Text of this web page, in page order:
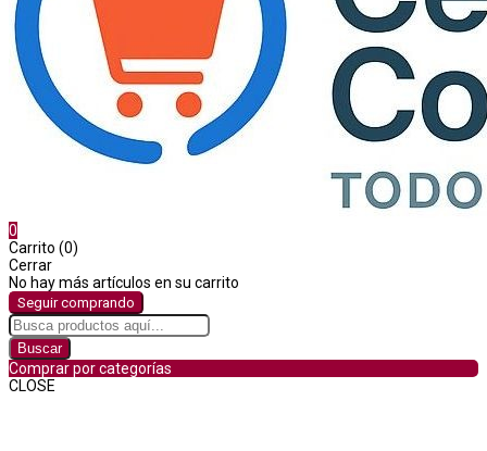
0
Carrito (0)
Cerrar
No hay más artículos en su carrito
Seguir comprando
Buscar
Comprar por categorías
CLOSE